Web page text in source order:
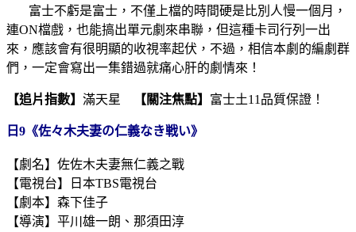
富士不虧是富士，不僅上檔的時間硬是比別人慢一個月，
連ON檔戲，也能搞出單元劇來串聯，但這種卡司行列一出
來，應該會有很明顯的收視率起伏，不過，相信本劇的編劇群
們，一定會寫出一集錯過就痛心肝的劇情來！
【追片指數】 滿天星 【關注焦點】 富士土11品質保證！
日9《佐々木夫妻の仁義なき戦い》
【劇名】佐佐木夫妻無仁義之戰
【電視台】日本TBS電視台
【劇本】森下佳子
【導演】平川雄一朗、那須田淳